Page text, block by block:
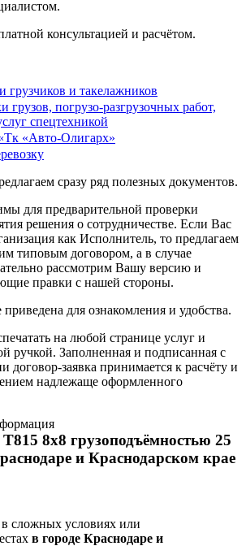
консультацией и расчётом.
грузчиков и такелажников
грузов, погрузо-разгрузочных работ,
спецтехникой
«Авто-Олигарх»
сразу ряд полезных документов.
для предварительной проверки
решения о сотрудничестве. Если Вас
как Исполнитель, то предлагаем
типовым договором, а в случае
рассмотрим Вашу версию и
правки с нашей стороны.
для ознакомления и удобства.
на любой странице услуг и
ручкой. Заполненная и подписанная с
договор-заявка принимается к расчёту и
надлежаще оформленного
8x8 грузоподъёмностью 25
и Краснодарском крае
сложных условиях или
в городе Краснодаре и